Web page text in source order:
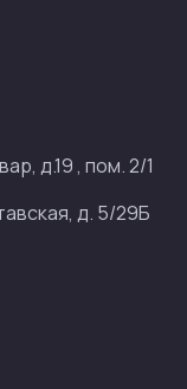
д.19 , пом. 2/1
д. 5/29Б